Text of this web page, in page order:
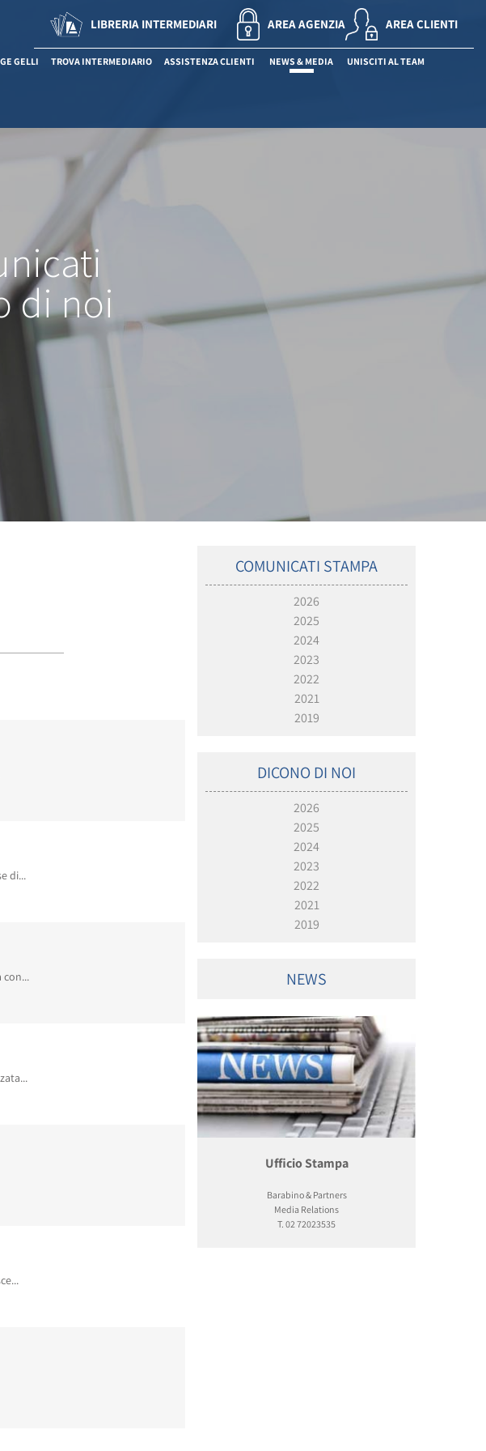
LIBRERIA INTERMEDIARI AREA AGENZIA AREA CLIENTI
GELLI TROVA INTERMEDIARIO ASSISTENZA CLIENTI NEWS & MEDIA
UNISCITI AL TEAM
di noi
di...
con...
COMUNICATI STAMPA
2026
2025
2024
2023
2022
2021
2019
DICONO DI NOI
2026
2025
2024
2023
2022
2021
2019
NEWS
Ufficio Stampa
Barabino & Partners
Media Relations
T. 02 72023535